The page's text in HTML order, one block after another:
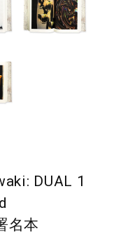
DUAL 1
名本